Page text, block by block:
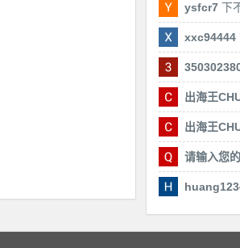
ysfcr7下
xxc94444
出海王
出海王
请输入您